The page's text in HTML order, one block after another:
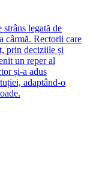
legată de
cârmă. Rectorii care
prin deciziile și
un reper al
și-a adus
adaptând-o